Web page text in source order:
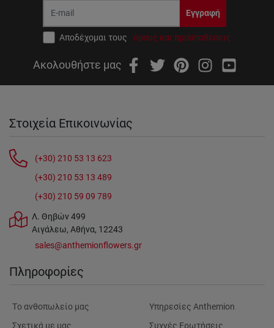
Εγγραφή
Αποδέχομαι τους όρους και προϋποθέσεις
Ακολουθήστε μας
Στοιχεία Επικοινωνίας
(+30) 210 53 13 623
(+30) 210 53 13 489
(+30) 210 59 09 789
Λ. Θηβών 499
Αιγάλεω, Αθήνα, 12243
sales@anthemionflowers.gr
Πληροφορίες
Tο ανθοπωλείο μας
Σχετικά με μας
Υπηρεσίες Anthemion
Συχνές Ερωτήσεις